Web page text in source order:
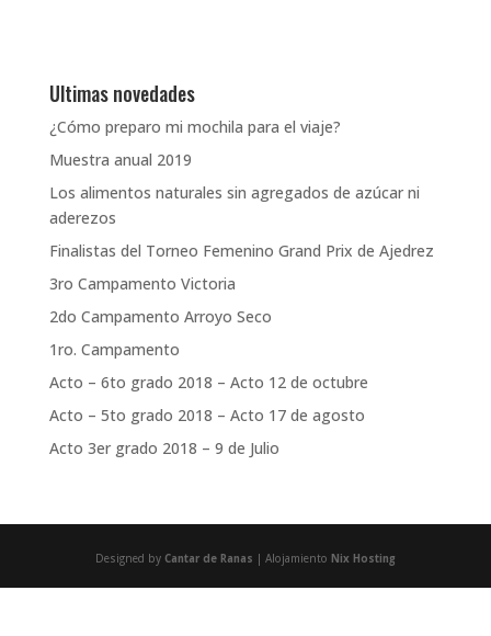
Ultimas novedades
¿Cómo preparo mi mochila para el viaje?
Muestra anual 2019
Los alimentos naturales sin agregados de azúcar ni
aderezos
Finalistas del Torneo Femenino Grand Prix de Ajedrez
3ro Campamento Victoria
2do Campamento Arroyo Seco
1ro. Campamento
Acto – 6to grado 2018 – Acto 12 de octubre
Acto – 5to grado 2018 – Acto 17 de agosto
Acto 3er grado 2018 – 9 de Julio
Designed by Cantar de Ranas | Alojamiento Nix Hosting